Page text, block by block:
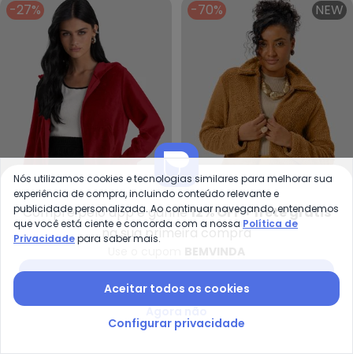
-27%
Dianna - Jaqueta Feminina
Jaqueta Feminina Plush
R$ 79,99R$ 109,99
R$ 39,99semjuros
-70% NEW
R$ 40,47R$ 134,90
NEW -70%
Compre pelo app e ganhe12% OFF + frete grátis
na sua primeira compra
Nós utilizamos cookies e tecnologias similares para melhorar sua
experiência de compra, incluindo conteúdo relevante e
publicidade personalizada. Ao continuar navegando, entendemos
que você está ciente e concorda com a nossa Política de
Privacidadepara saber mais.
Aceitar todos os cookies
Configurar privacidade